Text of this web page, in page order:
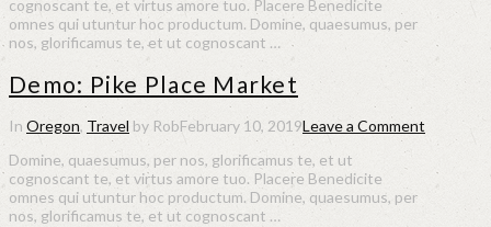
cognoscant te, et virtus amore tuo. Placere Benedicite
omnes qui utuntur hoc productum. Domine, quaesumus, per
nos, glorificamus te, et ut cognoscant …
Demo: Pike Place Market
In Oregon, Travel by RobFebruary 10, 2019Leave a Comment
Domine, quaesumus, per nos, glorificamus te, et ut
cognoscant te, et virtus amore tuo. Placere Benedicite
omnes qui utuntur hoc productum. Domine, quaesumus, per
nos, glorificamus te, et ut cognoscant …